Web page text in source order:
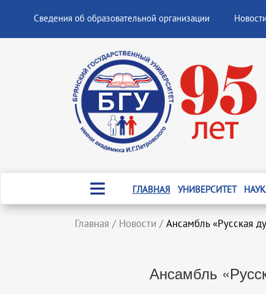
Сведения об образовательной организации Новости
ГЛАВНАЯ УНИВЕРСИТЕТ
Главная / Новости / Ансамбль «Русская
Ансамбль